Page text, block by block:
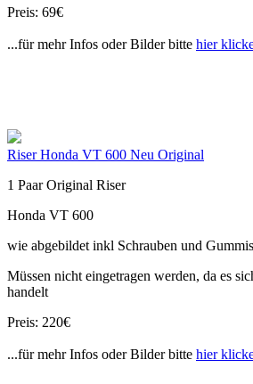
Preis: 69€
...für mehr Infos oder Bilder bitte hier
Riser Honda VT 600 Neu Original
1 Paar Original Riser
Honda VT 600
wie abgebildet inkl Schrauben und Gummis
Müssen nicht eingetragen werden, da es
handelt
Preis: 220€
...für mehr Infos oder Bilder bitte hier